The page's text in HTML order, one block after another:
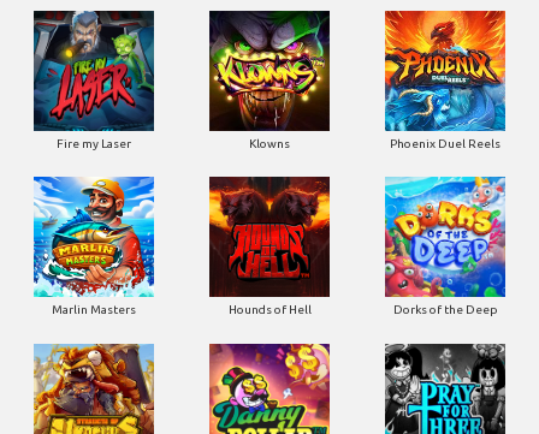
Fire my Laser Klowns Phoenix Duel Reels
Marlin Masters Hounds of Hell Dorks of the Deep